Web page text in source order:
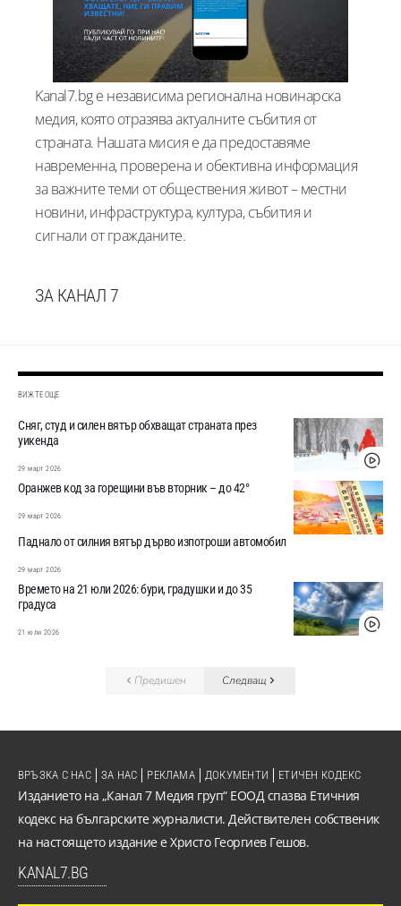
Kanal7.bg е независима регионална новинарска
медия, която отразява актуалните събития от
страната. Нашата мисия е да предоставяме
навременна, проверена и обективна информация
за важните теми от обществения живот – местни
новини, инфраструктура, култура, събития и
сигнали от гражданите.
ЗА КАНАЛ 7
ВИЖТЕ ОЩЕ
Сняг, студ и силен вятър обхващат страната през
уикенда
29 март 2026
Оранжев код за горещини във вторник – до 42°
29 март 2026
Паднало от силния вятър дърво изпотроши автомобил
29 март 2026
Времето на 21 юли 2026: бури, градушки и до 35
градуса
21 юли 2026
Предишен Следващ
Изданието на „Канал 7 Медия груп“ ЕООД спазва Етичния
кодекс на българските журналисти. Действителен собственик
на настоящето издание е Христо Георгиев Гешов.
KANAL7.BG
ВРЪЗКА С НАС ЗА НАС РЕКЛАМА ДОКУМЕНТИ ЕТИЧЕН КОДЕКС